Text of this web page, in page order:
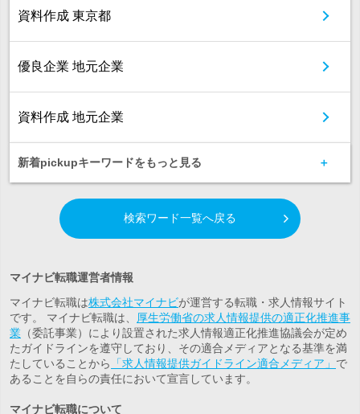
資料作成 東京都
優良企業 地元企業
資料作成 地元企業
新着pickupキーワードをもっと見る
検索ワード一覧へ戻る
マイナビ転職運営者情報
マイナビ転職は株式会社マイナビが運営する転職・求人情報サイト
です。 マイナビ転職は、
厚生労働省の求人情報提供の適正化推進事
業 （委託事業）により設置された求人情報適正化推進協議会が定め
たガイドラインを遵守しており、その適合メディアとなる基準を満
たしていることから
「求人情報提供ガイドライン適合メディア」 で
あることを自らの責任において宣言しています。
マイナビ転職について